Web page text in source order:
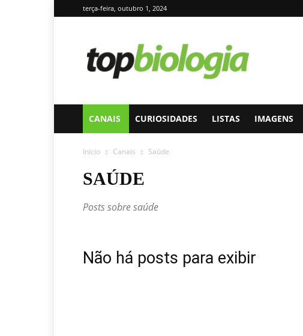
terça-feira, outubro 1, 2024
CANAIS CURIOSIDADES LISTAS IMAGENS
Início Canais Saúde
SAÚDE
Posts sobre saúde
Não há posts para exibir